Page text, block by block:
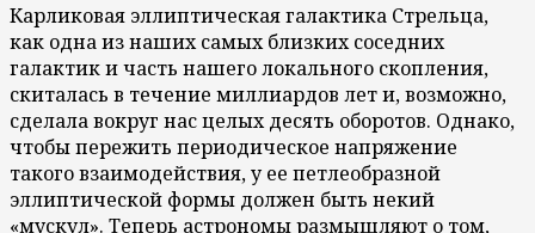
Карликовая эллиптическая галактика Стрельца,
как одна из наших самых близких соседних
галактик и часть нашего локального скопления,
скиталась в течение миллиардов лет и, возможно,
сделала вокруг нас целых десять оборотов. Однако,
чтобы пережить периодическое напряжение
такого взаимодействия, у ее петлеобразной
эллиптической формы должен быть некий
«мускул». Теперь астрономы размышляют о том,